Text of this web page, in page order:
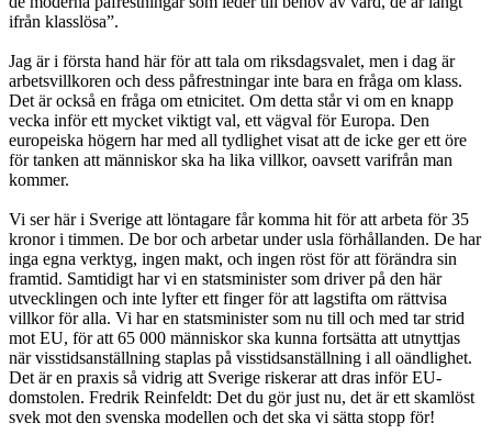
ifrån klasslösa”.
Jag är i första hand här för att tala om riksdagsvalet, men i dag är
arbetsvillkoren och dess påfrestningar inte bara en fråga om klass.
Det är också en fråga om etnicitet. Om detta står vi om en knapp
vecka inför ett mycket viktigt val, ett vägval för Europa. Den
europeiska högern har med all tydlighet visat att de icke ger ett öre
för tanken att människor ska ha lika villkor, oavsett varifrån man
kommer.
Vi ser här i Sverige att löntagare får komma hit för att arbeta för 35
kronor i timmen. De bor och arbetar under usla förhållanden. De har
inga egna verktyg, ingen makt, och ingen röst för att förändra sin
framtid. Samtidigt har vi en statsminister som driver på den här
utvecklingen och inte lyfter ett finger för att lagstifta om rättvisa
villkor för alla. Vi har en statsminister som nu till och med tar strid
mot EU, för att 65 000 människor ska kunna fortsätta att utnyttjas
när visstidsanställning staplas på visstidsanställning i all oändlighet.
Det är en praxis så vidrig att Sverige riskerar att dras inför EU-
domstolen. Fredrik Reinfeldt: Det du gör just nu, det är ett skamlöst
svek mot den svenska modellen och det ska vi sätta stopp för!